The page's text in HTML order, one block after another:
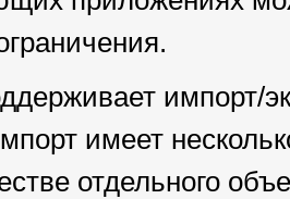
импорт/
имеет
отдельного